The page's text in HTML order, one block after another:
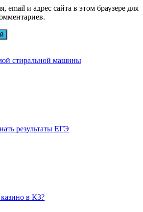
email и адрес сайта в этом браузере для
стиральной машины
результаты ЕГЭ
в КЗ?